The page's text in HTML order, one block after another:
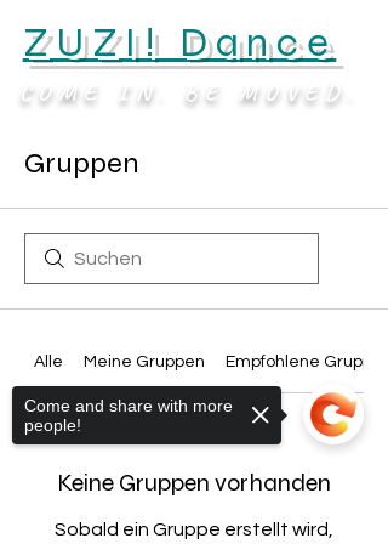
ZUZI! Dance
COME IN. BE MOVED.
Gruppen
Alle Meine Gruppen Empfohlene Gruppen
Keine Gruppen vorhanden
Sobald ein Gruppe erstellt wird,
Come and share with more
people!